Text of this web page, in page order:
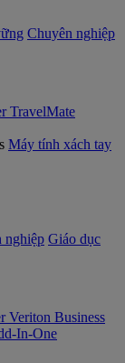
Chuyên nghiệp
TravelMate
Máy tính xách tay
nghiệp Giáo dục
Veriton Business
In-One